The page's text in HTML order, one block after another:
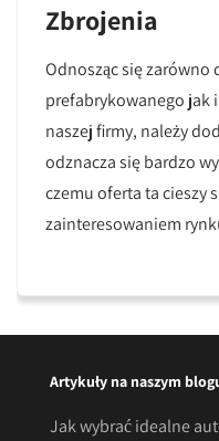
Zbrojenia
Odnosząc się
prefabrykowanego jak
naszej firmy, należy
odznacza się bardzo
czemu oferta ta cieszy
zainteresowaniem
Artykuły na naszym
Jak wybrać idealne